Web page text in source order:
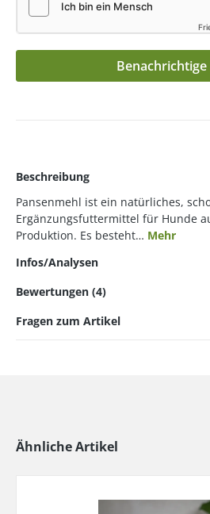
Benachrichtige
Beschreibung
Pansenmehl ist ein natürliches,
Ergänzungsfuttermittel für Hunde
Produktion. Es besteht… Mehr
Infos/Analysen
Bewertungen (4)
Fragen zum Artikel
Ähnliche Artikel